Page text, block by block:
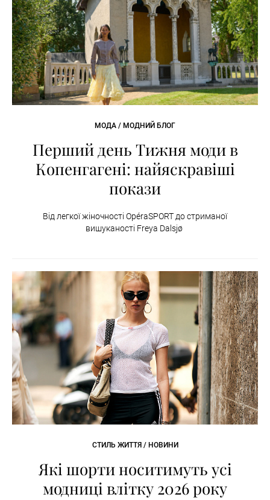
МОДА / МОДНИЙ БЛОГ
Перший день Тижня моди в
Копенгагені: найяскравіші
покази
Від легкої жіночності OpéraSPORT до стриманої
вишуканості Freya Dalsjø
СТИЛЬ ЖИТТЯ / НОВИНИ
Які шорти носитимуть усі
модниці влітку 2026 року